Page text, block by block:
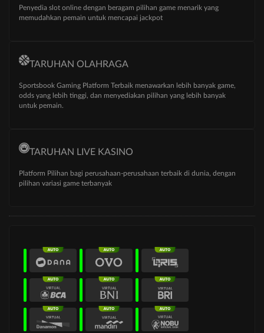
Penyedia slot online dengan beragam pilihan game menarik yang
memudahkan pemain untuk mencapai jackpot
TARUHAN OLAHRAGA
Sportsbook Gaming Platform Terbaik menawarkan lebih banyak game,
odds yang lebih tinggi, dan menyediakan pilihan yang lebih banyak
untuk pemain.
TARUHAN LIVE KASINO
Platform Pilihan bagi perusahaan-perusahaan terbaik di dunia, dengan
pilihan variasi game terbanyak